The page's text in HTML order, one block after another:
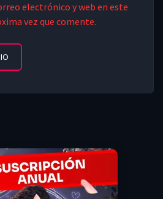
electrónico y web en este
vez que comente.